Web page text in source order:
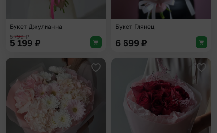
Букет Джулианна
5 799₽
5 199 ₽
Букет Глянец
6 699 ₽
Добавить в избранное